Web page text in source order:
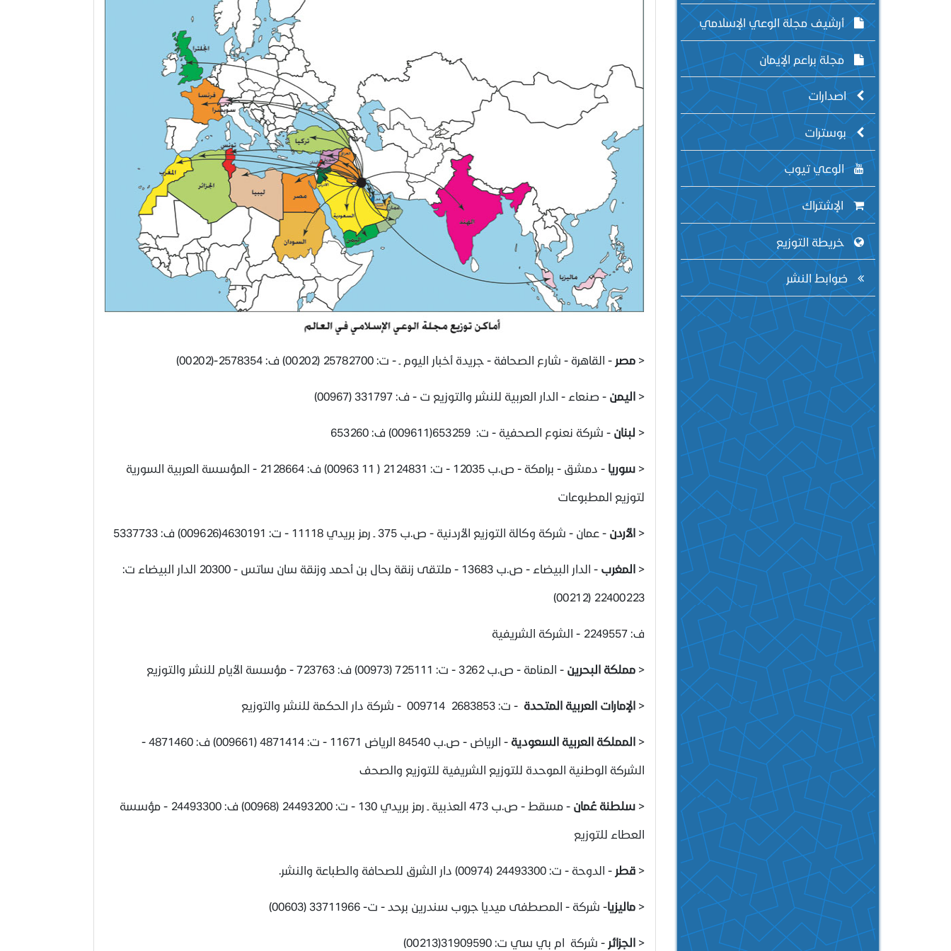
أرشيف مجلة الوعي الإسلامي
مجلة براعم الإيمان
اصدارات
بوسترات
الوعي تيوب
الإشتراك
خريطة التوزيع
ضوابط النشر
< مصر - القاهرة - شارع الصحافة - جريدة أخبار اليوم ـ - ت: 25782700 (00202) ف: 2578354-(00202)
< اليمن - صنعاء - الدار العربية للنشر والتوزيع ت - ف: 331797 (00967)
< لبنان - شركة نعنوع الصحفية - ت: 653259(009611) ف: 653260
< سوريا - دمشق - برامكة - ص.ب 12035 - ت: 2124831 ( 11 00963) ف: 2128664 - المؤسسة العربية السورية
لتوزيع المطبوعات
< الأردن - عمان - شركة وكالة التوزيع الأردنية - ص.ب 375 ـ رمز بريدي 11118 - ت: 4630191(009626) ف: 5337733
< المغرب - الدار البيضاء - ص.ب 13683 - ملتقى زنقة رحال بن أحمد وزنقة سان ساتس - 20300 الدار البيضاء ت:
22400223 (00212)
ف: 2249557 - الشركة الشريفية
< مملكة البحرين - المنامة - ص.ب 3262 - ت: 725111 (00973) ف: 723763 - مؤسسة الأيام للنشر والتوزيع
< الإمارات العربية المتحدة - ت: 2683853 009714 - شركة دار الحكمة للنشر والتوزيع
< المملكة العربية السعودية - الرياض - ص.ب 84540 الرياض 11671 - ت: 4871414 (009661) ف: 4871460 -
الشركة الوطنية الموحدة للتوزيع الشريفية للتوزيع والصحف
< سلطنة عُمان - مسقط - ص.ب 473 العذبية ـ رمز بريدي 130 - ت: 24493200 (00968) ف: 24493300 - مؤسسة
العطاء للتوزيع
< قطر - الدوحة - ت: 24493300 (00974) دار الشرق للصحافة والطباعة والنشر.
< ماليزيا- شركة - المصطفى ميديا جروب سندرين برحد - ت- 33711966 (00603)
< الجزائر - شركة ام بي سي ت: 31909590(00213)